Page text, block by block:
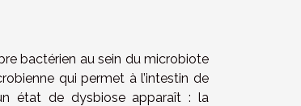
bactérien au sein du microbiote
qui permet à l’intestin de
état de dysbiose apparaît : la